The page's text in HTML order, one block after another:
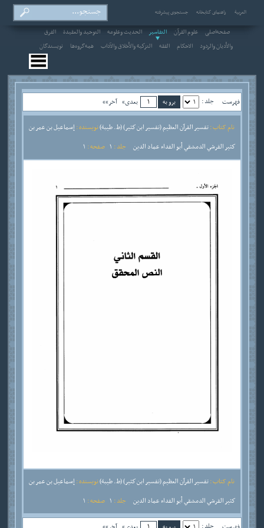
العربیة راهنمای کتابخانه جستجوی پیشرفته
صفحه‌اصلی علوم القرآن التفاسير الحديث وعلومه التوحيد والعقيدة
الفرق
والأديان والردود
الاحکام الفقه التزكية والأخلاق والآداب همه‌گروه‌ها نویسندگان
فهرست جلد : بعدی» آخر»»
نام کتاب :تفسير القرآن العظيم (تفسير ابن كثير) (ط. طيبة)نویسنده : إسماعيل بن عمر بن
كثير القرشي الدمشقي أبو الفداء عماد الدين
جلد : صفحه :
نام کتاب :تفسير القرآن العظيم (تفسير ابن كثير) (ط. طيبة)نویسنده : إسماعيل بن عمر بن
كثير القرشي الدمشقي أبو الفداء عماد الدين
جلد : صفحه :